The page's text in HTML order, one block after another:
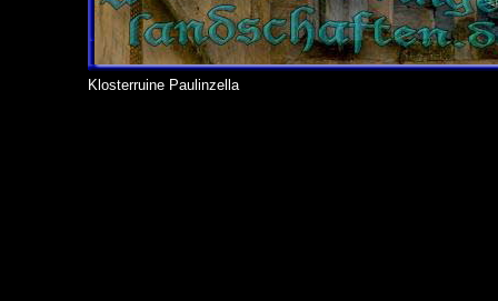
Klosterruine Paulinzella